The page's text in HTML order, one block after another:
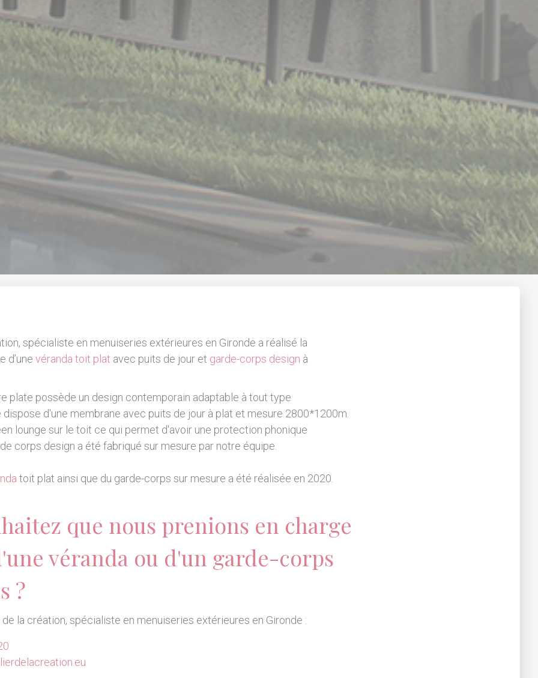
spécialiste en menuiseries extérieures en Gironde a réalisé la
d’une véranda toit plat avec puits de jour et garde-corps design à
plate possède un design contemporain adaptable à tout type
d'une membrane avec puits de jour à plat et mesure 2800*1200m.
lounge sur le toit ce qui permet d'avoir une protection phonique
corps design a été fabriqué sur mesure par notre équipe.
toit plat ainsi que du garde-corps sur mesure a été réalisée en 2020.
que nous prenions en charge
véranda ou d'un garde-corps
?
la création, spécialiste en menuiseries extérieures en Gironde :